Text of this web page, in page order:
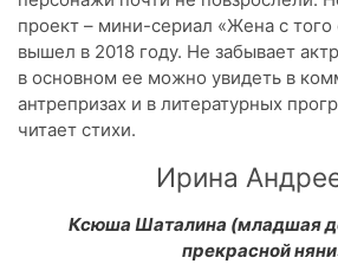
проект – мини-сериал «Жена с того
вышел в 2018 году. Не забывает
в основном ее можно увидеть в
антрепризах и в литературных
читает стихи.
Ирина
Ксюша Шаталина (младшая
прекрасной